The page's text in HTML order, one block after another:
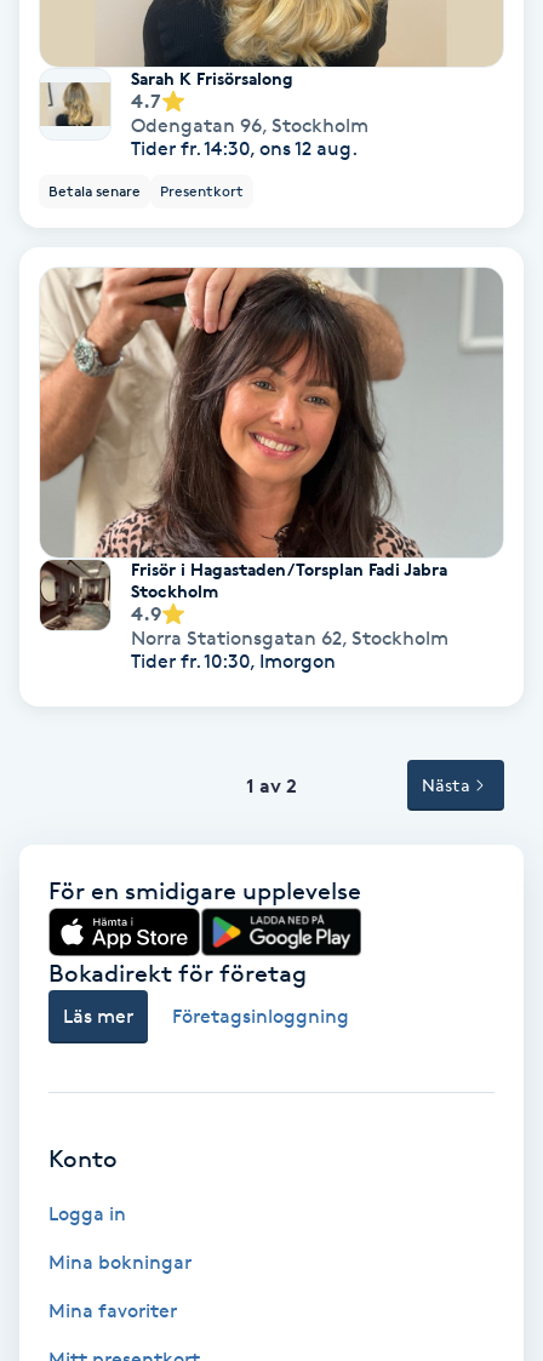
Triggerpunktsmassage
Trådning
Tvätt & Fön
Vaccination
Vampyrbehandling
Vaxning
Vaxning brasiliansk
Vårtor
Yin Yoga
Yoga Nidra
Yogamassage
Zonterapi
Sarah K Frisörsalong
4.7
Odengatan 96, Stockholm
Tider fr. 14:30, ons 12 aug.
Betala senare Presentkort
Frisör i Hagastaden/Torsplan Fadi Jabra
Stockholm
4.9
Norra Stationsgatan 62, Stockholm
Tider fr. 10:30, Imorgon
1 av 2 Nästa
För en smidigare upplevelse
Bokadirekt för företag
Läs mer Företagsinloggning
Konto
Logga in
Mina bokningar
Mina favoriter